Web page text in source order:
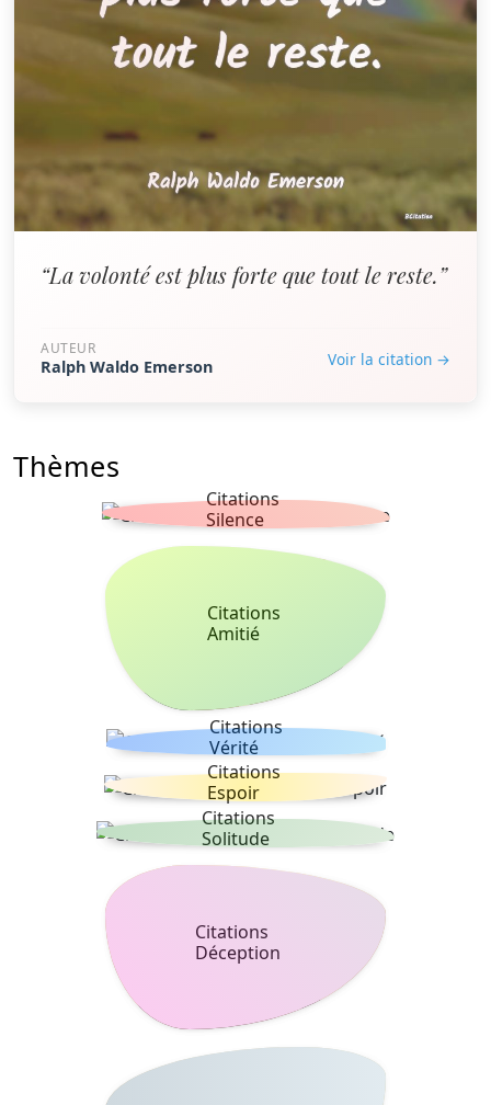
“La volonté est plus forte que tout le reste.”
AUTEUR
Ralph Waldo Emerson Voir la citation →
Thèmes
Citations
Silence
Citations
Amitié
Citations
Vérité
Citations
Espoir
Citations
Solitude
Citations
Déception